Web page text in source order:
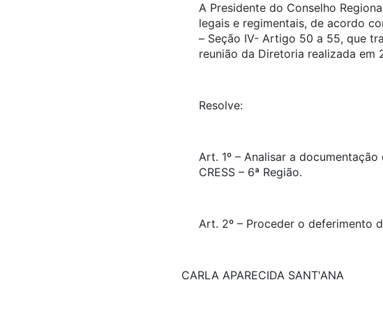
A Presidente do Conselho
legais e regimentais, de acordo
– Seção IV- Artigo 50 a 55, que
reunião da Diretoria realizada em
Resolve:
Art. 1º – Analisar a
CRESS – 6ª Região.
Art. 2º – Proceder o deferimento
CARLA APARECIDA SANT'ANA